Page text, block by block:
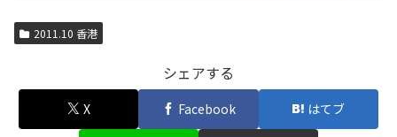
2011.10 香港
シェアする
X Facebook はてブ